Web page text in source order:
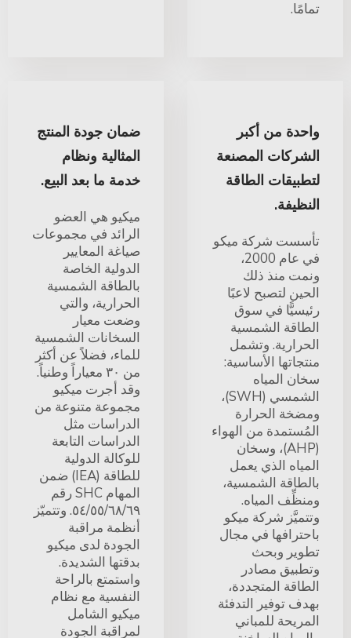
تمامًا.
واحدة من أكبر
الشركات المصنعة
لتطبيقات الطاقة
النظيفة.
تأسست شركة ميكو
في عام 2000،
ونمت منذ ذلك
الحين لتصبح لاعبًا
رئيسيًّا في سوق
الطاقة الشمسية
الحرارية. وتشمل
منتجاتها الأساسية:
سخان المياه
الشمسي (SWH)،
ومضخة الحرارة
المُستمدة من الهواء
(AHP)، وسخان
المياه الذي يعمل
بالطاقة الشمسية،
ومنظِّف المياه.
وتتميَّز شركة ميكو
باحترافها في مجال
تطوير وبحث
وتطبيق مصادر
الطاقة المتجددة،
بهدف توفير التدفئة
المريحة للمباني
ضمان جودة المنتج
المثالية ونظام
خدمة ما بعد البيع.
ميكيو هي العضو
الرائد في مجموعات
صياغة المعايير
الدولية الخاصة
بالطاقة الشمسية
الحرارية، والتي
وضعت معيار
السخانات الشمسية
للماء، فضلاً عن أكثر
من ٣٠ معياراً وطنياً.
وقد أجرت ميكيو
مجموعة متنوعة من
الدراسات مثل
الدراسات التابعة
للوكالة الدولية
للطاقة (IEA) ضمن
المهام SHC رقم
٥٤/٥٥/٦٨/٦٩. وتتميّز
أنظمة مراقبة
الجودة لدى ميكيو
بدقتها الشديدة.
واستمتع بالراحة
النفسية مع نظام
ميكيو الشامل
لمراقبة الجودة